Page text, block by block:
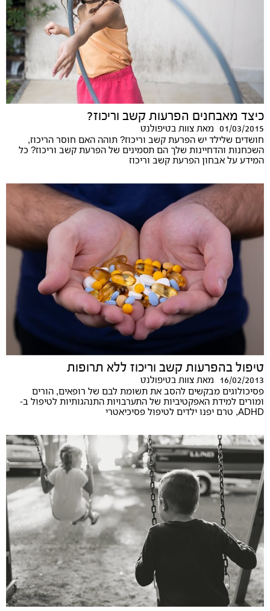
כיצד מאבחנים הפרעות קשב וריכוז?
01/03/2015 מאת צוות בטיפולנט
חושדים שלילד יש הפרעת קשב וריכוז? תוהה האם חוסר הריכוז,
השכחנות והדחיינות שלך הם תסמינים של הפרעת קשב וריכוז? כל
המידע על אבחון הפרעת קשב וריכוז
טיפול בהפרעות קשב וריכוז ללא תרופות
16/02/2013 מאת צוות בטיפולנט
פסיכולוגים מבקשים להסב את תשומת לבם של רופאים, הורים
ומורים למידת האפקטיביות של התערבויות התנהגותיות לטיפול ב-
ADHD, טרם יפנו ילדים לטיפול פסיכיאטרי